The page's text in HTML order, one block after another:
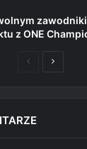
z ONE
PoprzedniaNastępna